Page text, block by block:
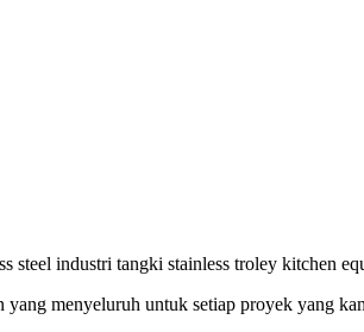
menyeluruh untuk setiap proyek yang